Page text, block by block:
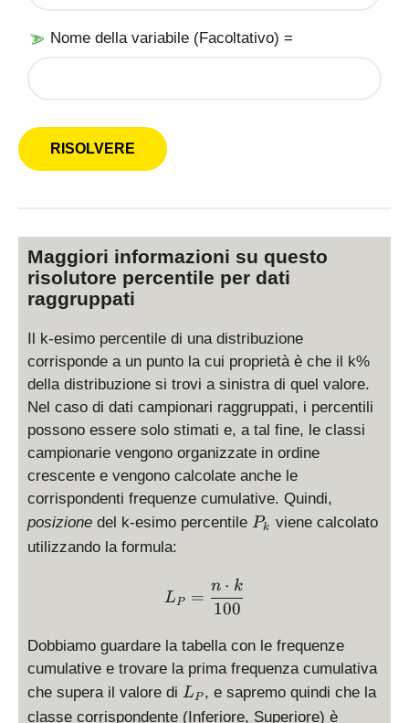
Nome della variabile (Facoltativo) =
Maggiori informazioni su questo
risolutore percentile per dati
raggruppati
Il k-esimo percentile di una distribuzione
corrisponde a un punto la cui proprietà è che il k%
della distribuzione si trovi a sinistra di quel valore.
Nel caso di dati campionari raggruppati, i percentili
possono essere solo stimati e, a tal fine, le classi
campionarie vengono organizzate in ordine
crescente e vengono calcolate anche le
corrispondenti frequenze cumulative. Quindi,
posizione del k-esimo percentile P
Pk viene calcolato
utilizzando la formula:
L_P = \frac{n \cdot
LP =
100
n ⋅ k
Dobbiamo guardare la tabella con le frequenze
cumulative e trovare la prima frequenza cumulativa
che supera il valore di L
_
LP , e sapremo quindi che la
classe corrispondente (Inferiore, Superiore) è